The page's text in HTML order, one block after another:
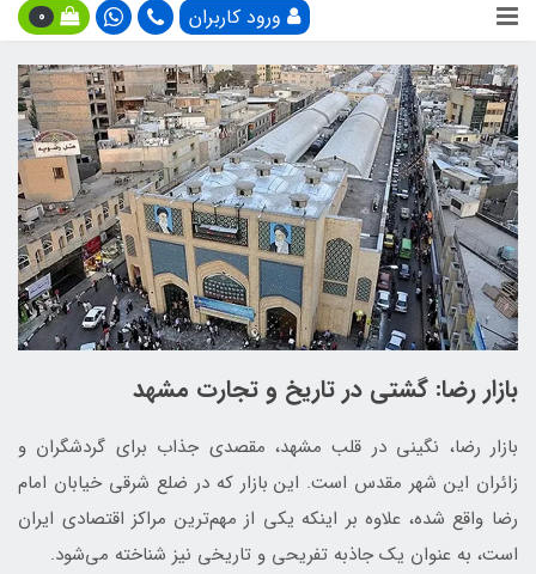
ورود کاربران 0
بازار رضا: گشتی در تاریخ و تجارت مشهد
بازار رضا، نگینی در قلب مشهد، مقصدی جذاب برای گردشگران و
زائران این شهر مقدس است. این بازار که در ضلع شرقی خیابان امام
رضا واقع شده، علاوه بر اینکه یکی از مهم‌ترین مراکز اقتصادی ایران
است، به عنوان یک جاذبه تفریحی و تاریخی نیز شناخته می‌شود.